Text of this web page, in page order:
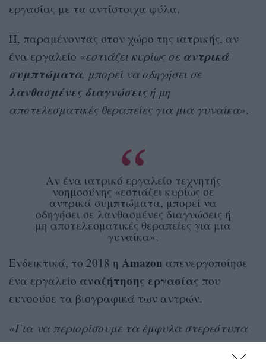
εργασίας με τα αντίστοιχα φύλα.
Ή, παραμένοντας στον χώρο της ιατρικής, αν
ένα εργαλείο «εστιάζει κυρίως σε αντρικά
συμπτώματα, μπορεί να οδηγήσει σε
λανθασμένες διαγνώσειςή μη
αποτελεσματικές θεραπείες για μια γυναίκα».
Αν ένα ιατρικό εργαλείο τεχνητής
νοημοσύνης «εστιάζει κυρίως σε
αντρικά συμπτώματα, μπορεί να
οδηγήσει σε λανθασμένες διαγνώσεις ή
μη αποτελεσματικές θεραπείες για μια
γυναίκα».
Ενδεικτικά, το 2018 η Amazon απενεργοποίησε
ένα εργαλείο αναζήτησης εργασίας που
ευνοούσε τα βιογραφικά των αντρών.
«Για να περιορίσουμε τα έμφυλα στερεότυπα
στην τεχνητή νοημοσύνη, είναι σημαντικό να